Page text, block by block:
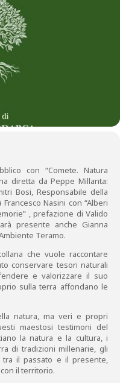
con “Comete. Natura
diretta da Peppe Millanta:
Bosi, Responsabile della
Nasini con “Alberi
, prefazione di Valido
presente anche Gianna
Teramo.
che vuole raccontare
conservare tesori naturali
e valorizzare il suo
sulla terra affondano le
natura, ma veri e propri
maestosi testimoni del
la natura e la cultura, i
di tradizioni millenarie, gli
il passato e il presente,
il territorio.